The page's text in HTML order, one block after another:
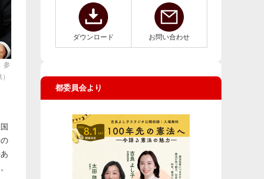
参
ダウンロード お問い合わせ
都委員会より